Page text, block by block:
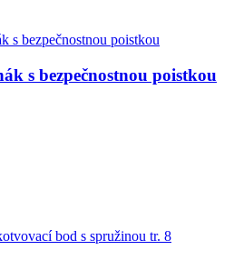
s bezpečnostnou poistkou